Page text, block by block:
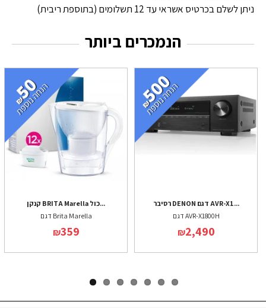
ניתן לשלם בכרטיס אשראי עד 12 תשלומים (בתוספת ריבית)
הנמכרים ביותר
קנקן BRITA Marella כול...
דגם Brita Marella
₪359
רסיבר DENON דגם AVR-X1...
דגם AVR-X1800H
₪2,490